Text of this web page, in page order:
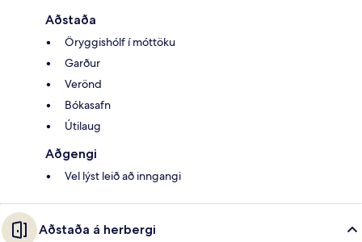
Aðstaða
Öryggishólf í móttöku
Garður
Verönd
Bókasafn
Útilaug
Aðgengi
Vel lýst leið að inngangi
Aðstaða á herbergi